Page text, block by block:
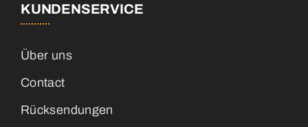
KUNDENSERVICE
Über uns
Contact
Rücksendungen